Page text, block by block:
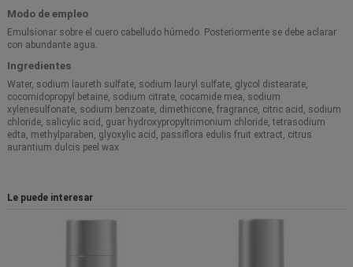
Modo de empleo
Emulsionar sobre el cuero cabelludo húmedo. Posteriormente se debe aclarar
con abundante agua.
Ingredientes
Water, sodium laureth sulfate, sodium lauryl sulfate, glycol distearate,
cocomidopropyl betaine, sodium citrate, cocamide mea, sodium
xylenesulfonate, sodium benzoate, dimethicone, fragrance, citric acid, sodium
chloride, salicylic acid, guar hydroxypropyltrimonium chloride, tetrasodium
edta, methylparaben, glyoxylic acid, passiflora edulis fruit extract, citrus
aurantium dulcis peel wax
Le puede interesar